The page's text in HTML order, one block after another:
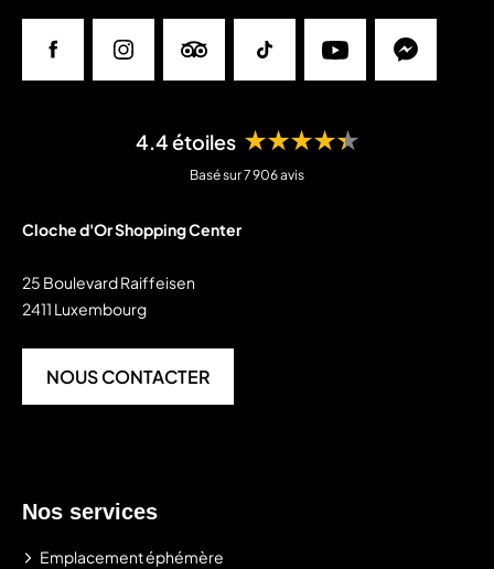
4.4 étoiles ★★★★★
Basé sur 7 906 avis
Cloche d'Or Shopping Center
25 Boulevard Raiffeisen
2411 Luxembourg
NOUS CONTACTER
Nos services
Emplacement éphémère
FacebookInstagramTripadvisorTiktok Youtube Messenger